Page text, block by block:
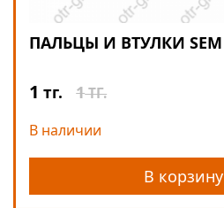
ПАЛЬЦЫ И ВТУЛКИ SEM
1 тг. 1ТГ.
В корзину
В наличии